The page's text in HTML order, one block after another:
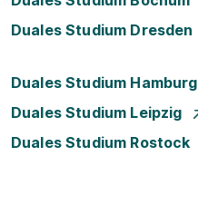
Duales Studium Dresden
Duales Studium Hamburg
Duales Studium Leipzig
Duales Studium Rostock